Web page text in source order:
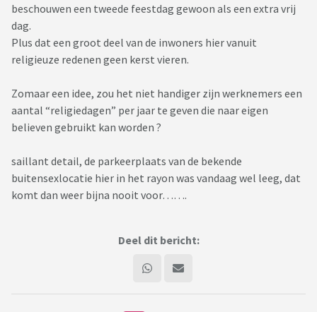
beschouwen een tweede feestdag gewoon als een extra vrij
dag.
Plus dat een groot deel van de inwoners hier vanuit
religieuze redenen geen kerst vieren.
Zomaar een idee, zou het niet handiger zijn werknemers een
aantal “religiedagen” per jaar te geven die naar eigen
believen gebruikt kan worden ?
saillant detail, de parkeerplaats van de bekende
buitensexlocatie hier in het rayon was vandaag wel leeg, dat
komt dan weer bijna nooit voor…….
Deel dit bericht: